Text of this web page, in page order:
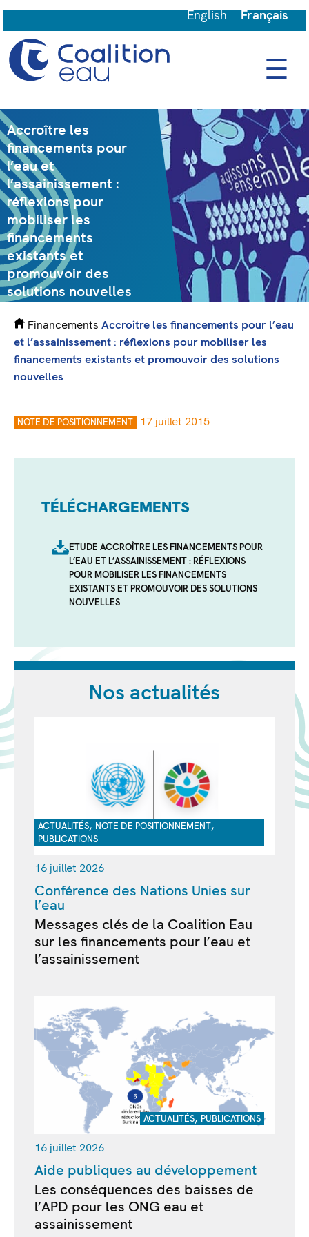
☰
Accroître les
financements pour
l’eau et
l’assainissement :
réflexions pour
mobiliser les
financements
existants et
promouvoir des
solutions nouvelles
Financements Accroître les financements pour l’eau
et l’assainissement : réflexions pour mobiliser les
financements existants et promouvoir des solutions
nouvelles
NOTE DE POSITIONNEMENT 17 juillet 2015
TÉLÉCHARGEMENTS
ETUDE ACCROÎTRE LES FINANCEMENTS POUR
L’EAU ET L’ASSAINISSEMENT : RÉFLEXIONS
POUR MOBILISER LES FINANCEMENTS
EXISTANTS ET PROMOUVOIR DES SOLUTIONS
NOUVELLES
Nos actualités
ACTUALITÉS, NOTE DE POSITIONNEMENT,
PUBLICATIONS
16 juillet 2026
Conférence des Nations Unies sur
l’eau
Messages clés de la Coalition Eau
sur les financements pour l’eau et
l’assainissement
ACTUALITÉS, PUBLICATIONS
16 juillet 2026
Aide publiques au développement
Les conséquences des baisses de
l’APD pour les ONG eau et
assainissement
English Français